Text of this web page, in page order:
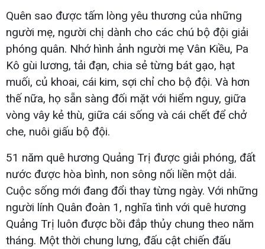
Quên sao được tấm lòng yêu thương của những
người mẹ, người chị dành cho các chú bộ đội giải
phóng quân. Nhớ hình ảnh người mẹ Vân Kiều, Pa
Kô gùi lương, tải đạn, chia sẻ từng bát gạo, hạt
muối, củ khoai, cái kim, sợi chỉ cho bộ đội. Và hơn
thế nữa, họ sẵn sàng đối mặt với hiểm nguy, giữa
vòng vây kẻ thù, giữa cái sống và cái chết để chở
che, nuôi giấu bộ đội.
51 năm quê hương Quảng Trị được giải phóng, đất
nước được hòa bình, non sông nối liền một dải.
Cuộc sống mới đang đổi thay từng ngày. Với những
người lính Quân đoàn 1, nghĩa tình với quê hương
Quảng Trị luôn được bồi đắp thủy chung theo năm
tháng. Một thời chung lưng, đấu cật chiến đấu